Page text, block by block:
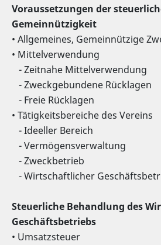
Voraussetzungen der
Gemeinnützigkeit
• Allgemeines, Gemeinnützige
• Mittelverwendung
- Zeitnahe Mittelverwendung
- Zweckgebundene Rücklagen
- Freie Rücklagen
• Tätigkeitsbereiche des Vereins
- Ideeller Bereich
- Vermögensverwaltung
- Zweckbetrieb
- Wirtschaftlicher
Steuerliche Behandlung des
Geschäftsbetriebs
• Umsatzsteuer